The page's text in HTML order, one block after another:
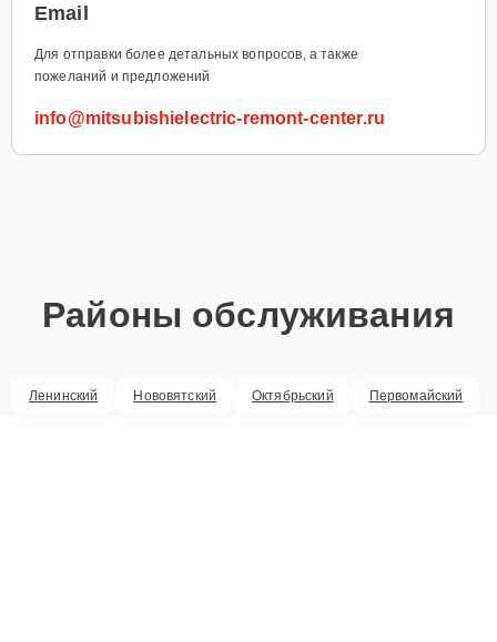
Email
Для отправки более детальных вопросов, а также
пожеланий и предложений
info@mitsubishielectric-remont-center.ru
Районы обслуживания
Ленинский Нововятский Октябрьский Первомайский